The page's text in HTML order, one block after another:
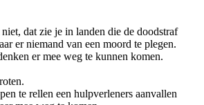
dat zie je in landen die de doodstraf
er niemand van een moord te plegen.
er mee weg te kunnen komen.
te rellen een hulpverleners aanvallen